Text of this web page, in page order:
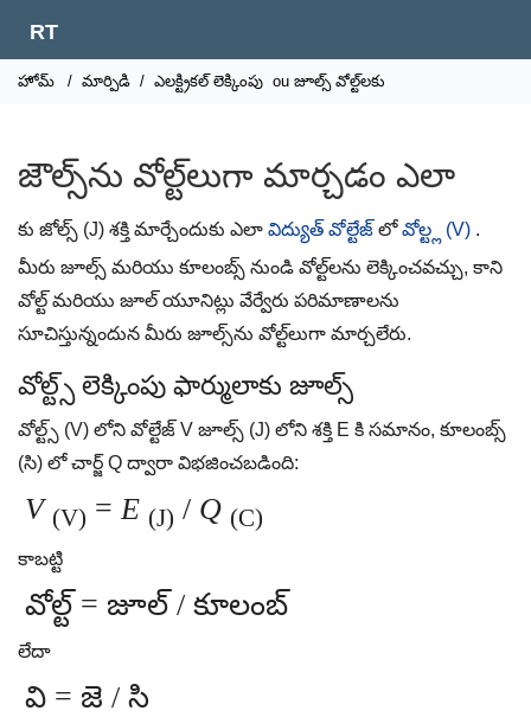
RT
హోమ్ / మార్పిడి / ఎలక్ట్రికల్ లెక్కింపు ou జూల్స్ వోల్ట్‌లకు
జౌల్స్‌ను వోల్ట్‌లుగా మార్చడం ఎలా
కు జోల్స్ (J) శక్తి మార్చేందుకు ఎలా విద్యుత్ వోల్టేజ్ లోవోల్ట్ల (V) .
మీరు జూల్స్ మరియు కూలంబ్స్ నుండి వోల్ట్‌లను లెక్కించవచ్చు, కాని
వోల్ట్ మరియు జూల్ యూనిట్లు వేర్వేరు పరిమాణాలను
సూచిస్తున్నందున మీరు జూల్స్‌ను వోల్ట్‌లుగా మార్చలేరు.
వోల్ట్స్ లెక్కింపు ఫార్ములాకు జూల్స్
వోల్ట్స్ (V) లోని వోల్టేజ్ V జూల్స్ (J) లోని శక్తి E కి సమానం, కూలంబ్స్
(సి) లో చార్జ్ Q ద్వారా విభజించబడింది:
V (V) =E (J) / Q (C)
కాబట్టి
వోల్ట్ = జూల్ / కూలంబ్
లేదా
వి = జె / సి